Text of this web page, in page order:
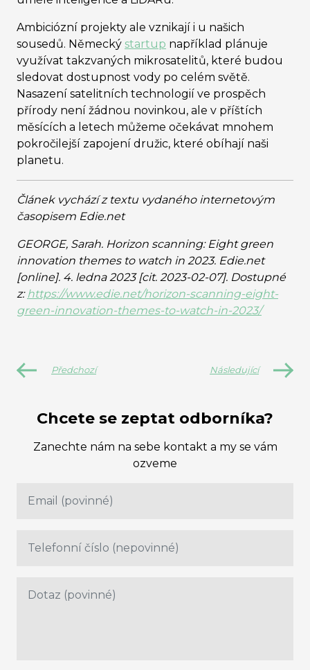
Ambiciózní projekty ale vznikají i u našich
sousedů. Německý startup například plánuje
využívat takzvaných mikrosatelitů, které budou
sledovat dostupnost vody po celém světě.
Nasazení satelitních technologií ve prospěch
přírody není žádnou novinkou, ale v příštích
měsících a letech můžeme očekávat mnohem
pokročilejší zapojení družic, které obíhají naši
planetu.
Článek vychází z textu vydaného internetovým
časopisem Edie.net
GEORGE, Sarah. Horizon scanning: Eight green
innovation themes to watch in 2023. Edie.net
[online]. 4. ledna 2023 [cit. 2023-02-07]. Dostupné
z:https://www.edie.net/horizon-scanning-eight-
green-innovation-themes-to-watch-in-2023/
Předchozí Následující
Chcete se zeptat odborníka?
Zanechte nám na sebe kontakt a my se vám
ozveme